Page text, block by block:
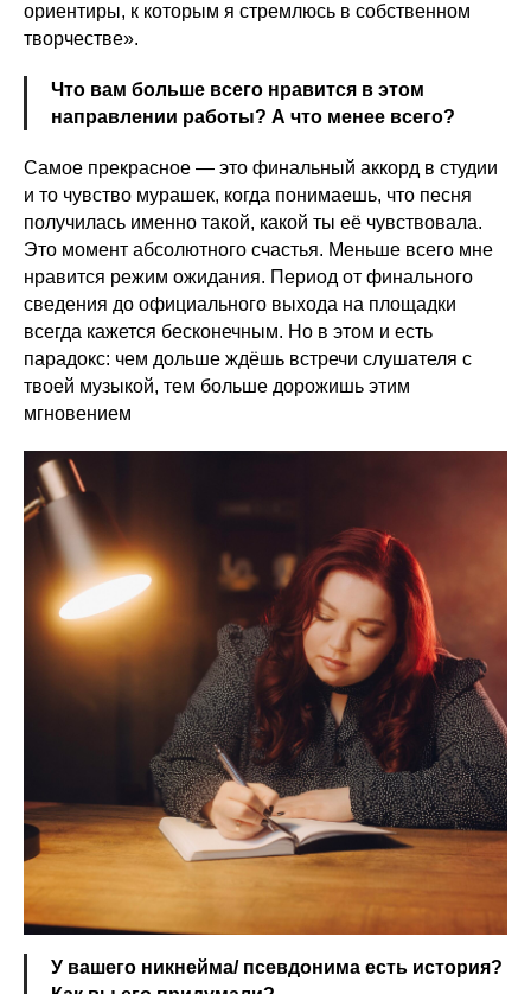
ориентиры, к которым я стремлюсь в собственном
творчестве».
Что вам больше всего нравится в этом
направлении работы? А что менее всего?
Самое прекрасное — это финальный аккорд в студии
и то чувство мурашек, когда понимаешь, что песня
получилась именно такой, какой ты её чувствовала.
Это момент абсолютного счастья. Меньше всего мне
нравится режим ожидания. Период от финального
сведения до официального выхода на площадки
всегда кажется бесконечным. Но в этом и есть
парадокс: чем дольше ждёшь встречи слушателя с
твоей музыкой, тем больше дорожишь этим
мгновением
У вашего никнейма/ псевдонима есть история?